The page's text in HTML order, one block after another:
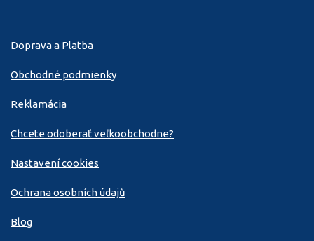
Doprava a Platba
Obchodné podmienky
Reklamácia
Chcete odoberať veľkoobchodne?
Nastavení cookies
Ochrana osobních údajů
Blog